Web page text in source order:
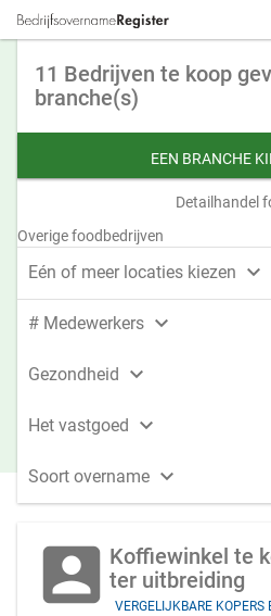
11 Bedrijven te koop
branche(s)
EEN BRANCHE
Detailhandel
Overige foodbedrijven
Eén of meer locaties kiezen 
# Medewerkers 
Gezondheid 
Het vastgoed 
Soort overname 
account_box Koffiewinkel te
ter uitbreiding
VERGELIJKBARE KOPERS